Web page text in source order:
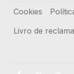
Rodapé
Cookies
Livro de